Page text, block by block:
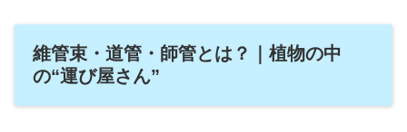
維管束・道管・師管とは？｜植物の中
の“運び屋さん”